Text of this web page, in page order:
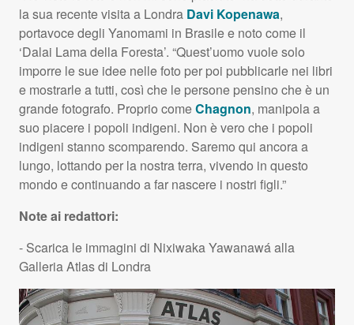
la sua recente visita a Londra Davi Kopenawa,
portavoce degli Yanomami in Brasile e noto come il
‘Dalai Lama della Foresta’. “Quest’uomo vuole solo
imporre le sue idee nelle foto per poi pubblicarle nei libri
e mostrarle a tutti, così che le persone pensino che è un
grande fotografo. Proprio comeChagnon, manipola a
suo piacere i popoli indigeni. Non è vero che i popoli
indigeni stanno scomparendo. Saremo qui ancora a
lungo, lottando per la nostra terra, vivendo in questo
mondo e continuando a far nascere i nostri figli.”
Note ai redattori:
- Scarica le immagini di Nixiwaka Yawanawá alla
Galleria Atlas di Londra